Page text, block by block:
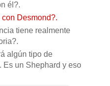
él?.
Desmond?.
tiene realmente
algún tipo de
Es un Shephard y eso